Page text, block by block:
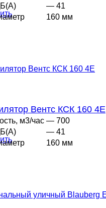
— 41
160 мм
Вентс КСК 160 4E
м3/час — 700
— 41
160 мм